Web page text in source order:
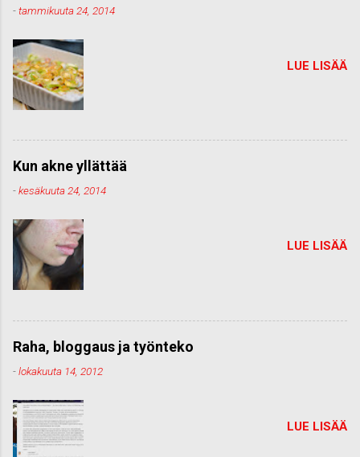
-tammikuuta 24, 2014
LUE LISÄÄ
Kun akne yllättää
-kesäkuuta 24, 2014
LUE LISÄÄ
Raha, bloggaus ja työnteko
-lokakuuta 14, 2012
LUE LISÄÄ